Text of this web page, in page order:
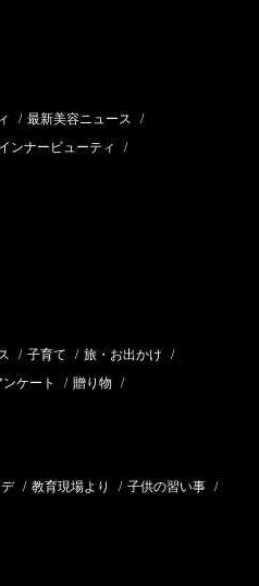
/ 最新美容ニュース /
インナービューティ /
/ 子育て / 旅・お出かけ /
ケート / 贈り物 /
/ 教育現場より / 子供の習い事 /